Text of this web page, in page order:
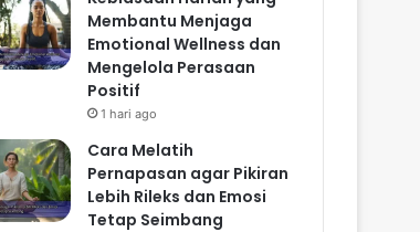
Membantu Menjaga
Emotional Wellness dan
Mengelola Perasaan
Positif
1 hari ago
Cara Melatih
Pernapasan agar Pikiran
Lebih Rileks dan Emosi
Tetap Seimbang